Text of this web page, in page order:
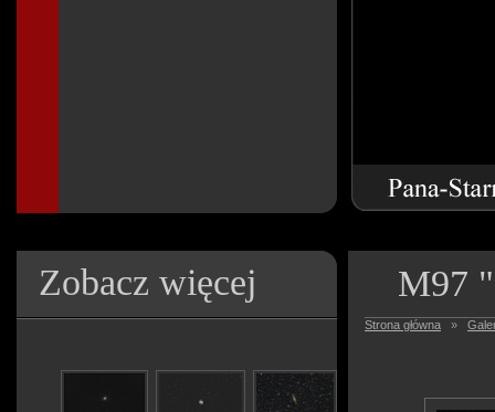
Zobacz więcej M97
Strona główna »